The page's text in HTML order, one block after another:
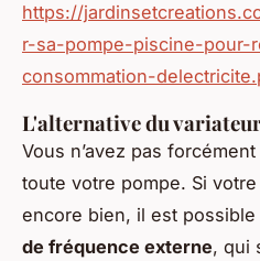
https://
r-sa-pompe-piscine-pour-
consommation-
L'alternative du
Vous n’avez pas
toute votre pompe. Si
encore bien, il est possible
de fréquence externe, qui